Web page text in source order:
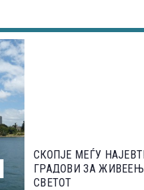
СКОПЈЕ МЕЃУ
ГРАДОВИ ЗА
СВЕТОТ